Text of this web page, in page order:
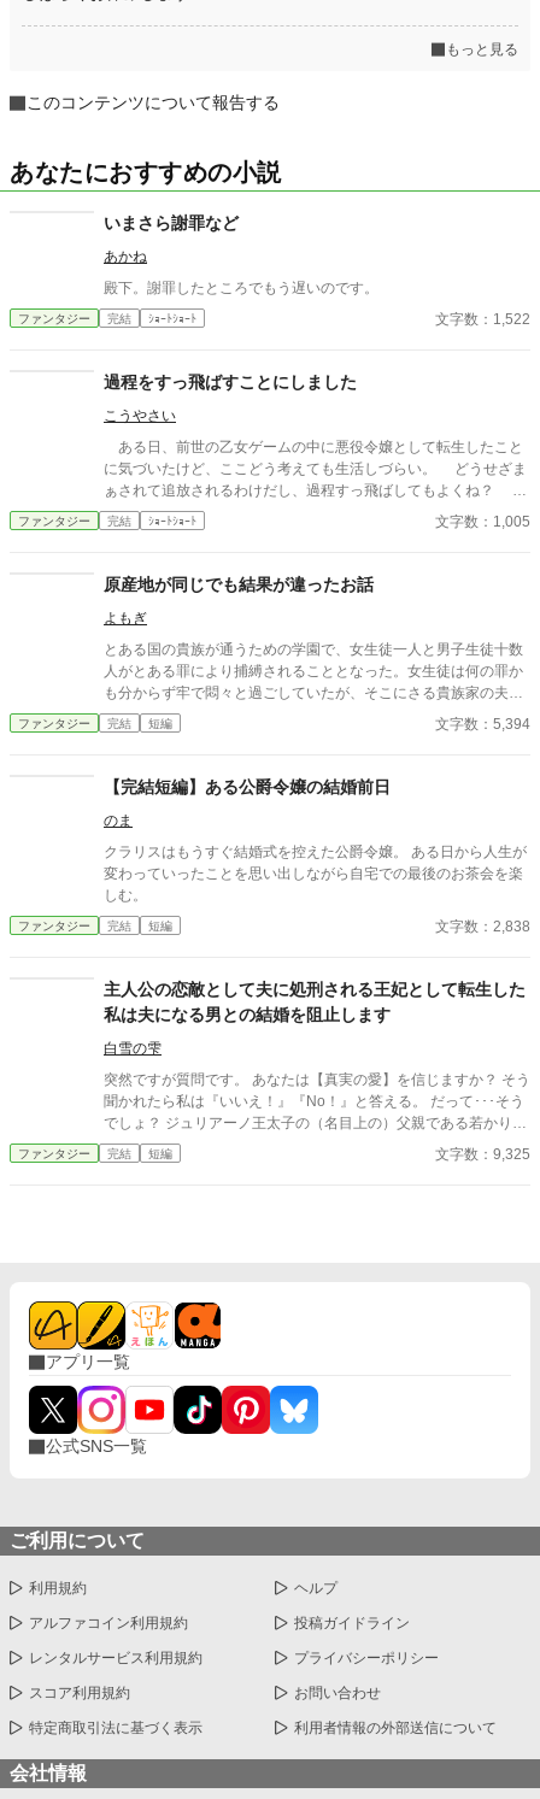
もっと見る
このコンテンツについて報告する
あなたにおすすめの小説
いまさら謝罪など
あかね
殿下。謝罪したところでもう遅いのです。
ファンタジー 完結 ｼｮｰﾄｼｮｰﾄ 文字数：1,522
過程をすっ飛ばすことにしました
こうやさい
ある日、前世の乙女ゲームの中に悪役令嬢として転生したこと
に気づいたけど、ここどう考えても生活しづらい。 どうせざま
ぁされて追放されるわけだし、過程すっ飛ばしてもよくね？ そ
のいろいろが重要なんだろうと思いつつそれもすっ飛ばしました
（爆）。 深く考えないでください。
ファンタジー 完結 ｼｮｰﾄｼｮｰﾄ 文字数：1,005
原産地が同じでも結果が違ったお話
よもぎ
とある国の貴族が通うための学園で、女生徒一人と男子生徒十数
人がとある罪により捕縛されることとなった。女生徒は何の罪か
も分からず牢で悶々と過ごしていたが、そこにさる貴族家の夫人
が訪ねてきて……。 視点が途中で切り替わります。基本的に一人
称視点で話が進みます。
ファンタジー 完結 短編 文字数：5,394
【完結短編】ある公爵令嬢の結婚前日
のま
クラリスはもうすぐ結婚式を控えた公爵令嬢。 ある日から人生が
変わっていったことを思い出しながら自宅での最後のお茶会を楽
しむ。
ファンタジー 完結 短編 文字数：2,838
主人公の恋敵として夫に処刑される王妃として転生した
私は夫になる男との結婚を阻止します
白雪の雫
突然ですが質問です。 あなたは【真実の愛】を信じますか？ そう
聞かれたら私は『いいえ！』『No！』と答える。 だって･･･そう
でしょ？ ジュリアーノ王太子の（名目上の）父親である若かりし
頃の陛下曰く「私と彼女は真実の愛で結ばれている」という何が
何だか訳の分からない理屈で、婚約者だった大臣の姫ではなく平
ュリアーノは私を後宮の片隅に追いやりユーリアと毎晩「アッ
ー！」をしている。 しかも！ ジュリアーノはユーリアと「アッ
ー！」をするにしてもベルフィーネという存在が邪魔という理由
だけで、正式な王太子妃である私を車裂きの刑にしやがるの
よ！！！ マジかーーーっ！！！ 前世は腐女子であるが会社では働
く女性向けの商品開発に携わっていた私は【夢色の恋人達】とい
うBLゲームの、悪役と位置づけられている王太子妃のベルフィー
ンタジー、ベルフィーネの一人称は『私』と書いて『わたくし』
です。
ファンタジー 完結 短編 文字数：9,325
アプリ一覧
公式SNS一覧
ご利用について
利用規約 ヘルプ
アルファコイン利用規約 投稿ガイドライン
レンタルサービス利用規約 プライバシーポリシー
スコア利用規約 お問い合わせ
特定商取引法に基づく表示 利用者情報の外部送信について
会社情報